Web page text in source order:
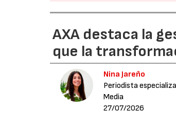
AXA destaca la
que la
Nina Jareño
Periodista
Media
27/07/2026